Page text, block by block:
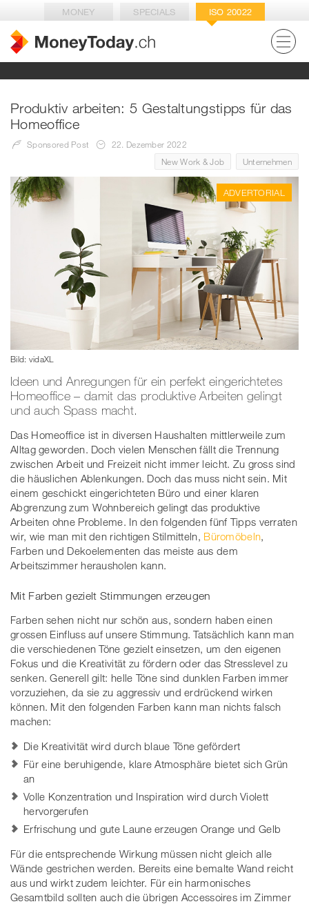
MONEY SPECIALS ISO 20022
Produktiv arbeiten: 5 Gestaltungstipps für das
Homeoffice
Sponsored Post
22. Dezember 2022
New Work & Job
Unternehmen
ADVERTORIAL
Bild: vidaXL
Ideen und Anregungen für ein perfekt eingerichtetes
Homeoffice – damit das produktive Arbeiten gelingt
und auch Spass macht.
Das Homeoffice ist in diversen Haushalten mittlerweile zum
Alltag geworden. Doch vielen Menschen fällt die Trennung
zwischen Arbeit und Freizeit nicht immer leicht. Zu gross sind
die häuslichen Ablenkungen. Doch das muss nicht sein. Mit
einem geschickt eingerichteten Büro und einer klaren
Abgrenzung zum Wohnbereich gelingt das produktive
Arbeiten ohne Probleme. In den folgenden fünf Tipps verraten
wir, wie man mit den richtigen Stilmitteln, Büromöbeln,
Farben und Dekoelementen das meiste aus dem
Arbeitszimmer herausholen kann.
Mit Farben gezielt Stimmungen erzeugen
Farben sehen nicht nur schön aus, sondern haben einen
grossen Einfluss auf unsere Stimmung. Tatsächlich kann man
die verschiedenen Töne gezielt einsetzen, um den eigenen
Fokus und die Kreativität zu fördern oder das Stresslevel zu
senken. Generell gilt: helle Töne sind dunklen Farben immer
vorzuziehen, da sie zu aggressiv und erdrückend wirken
können. Mit den folgenden Farben kann man nichts falsch
machen:
Die Kreativität wird durch blaue Töne gefördert
Für eine beruhigende, klare Atmosphäre bietet sich Grün
an
Volle Konzentration und Inspiration wird durch Violett
hervorgerufen
Erfrischung und gute Laune erzeugen Orange und Gelb
Für die entsprechende Wirkung müssen nicht gleich alle
Wände gestrichen werden. Bereits eine bemalte Wand reicht
aus und wirkt zudem leichter. Für ein harmonisches
Gesamtbild sollten auch die übrigen Accessoires im Zimmer